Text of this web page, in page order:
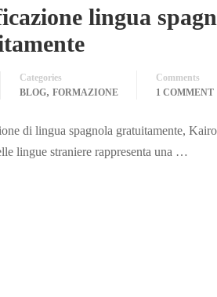
lingua
Categories
BLOG, FORMAZIONE
Comments
1 COMMENT
di lingua spagnola gratuitamente,
lingue straniere rappresenta una …